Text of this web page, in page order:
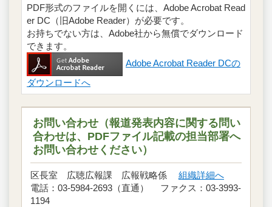
PDF形式のファイルを開くには、Adobe Acrobat Read
er DC（旧Adobe Reader）が必要です。
お持ちでない方は、Adobe社から無償でダウンロード
できます。
Adobe Acrobat Reader DCの
ダウンロードへ
お問い合わせ（報道発表内容に関する問い
合わせは、PDFファイル記載の担当部署へ
お問い合わせください）
区長室 広聴広報課 広報戦略係 組織詳細へ
電話：03-5984-2693（直通） ファクス：03-3993-
1194